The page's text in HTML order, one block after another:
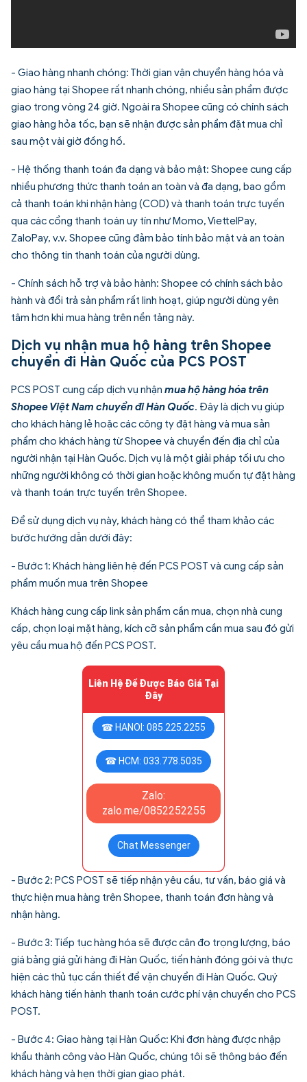
- Giao hàng nhanh chóng: Thời gian vận chuyển hàng hóa và
giao hàng tại Shopee rất nhanh chóng, nhiều sản phẩm được
giao trong vòng 24 giờ. Ngoài ra Shopee cũng có chính sách
giao hàng hỏa tốc, bạn sẽ nhận được sản phẩm đặt mua chỉ
sau một vài giờ đồng hồ.
- Hệ thống thanh toán đa dạng và bảo mật: Shopee cung cấp
nhiều phương thức thanh toán an toàn và đa dạng, bao gồm
cả thanh toán khi nhận hàng (COD) và thanh toán trực tuyến
qua các cổng thanh toán uy tín như Momo, ViettelPay,
ZaloPay, v.v. Shopee cũng đảm bảo tính bảo mật và an toàn
cho thông tin thanh toán của người dùng.
- Chính sách hỗ trợ và bảo hành: Shopee có chính sách bảo
hành và đổi trả sản phẩm rất linh hoạt, giúp người dùng yên
tâm hơn khi mua hàng trên nền tảng này.
Dịch vụ nhận mua hộ hàng trên Shopee
chuyển đi Hàn Quốc của PCS POST
PCS POST cung cấp dịch vụ nhận mua hộ hàng hóa trên
Shopee Việt Nam chuyển đi Hàn Quốc. Đây là dịch vụ giúp
cho khách hàng lẻ hoặc các công ty đặt hàng và mua sản
phẩm cho khách hàng từ Shopee và chuyển đến địa chỉ của
người nhận tại Hàn Quốc. Dịch vụ là một giải pháp tối ưu cho
những người không có thời gian hoặc không muốn tự đặt hàng
và thanh toán trực tuyến trên Shopee.
Để sử dụng dịch vụ này, khách hàng có thể tham khảo các
bước hướng dẫn dưới đây:
- Bước 1: Khách hàng liên hệ đến PCS POST và cung cấp sản
phẩm muốn mua trên Shopee
Khách hàng cung cấp link sản phẩm cần mua, chọn nhà cung
cấp, chọn loại mặt hàng, kích cỡ sản phẩm cần mua sau đó gửi
yêu cầu mua hộ đến PCS POST.
Liên Hệ Để Được Báo Giá Tại
Đây
☎ HANOI: 085.225.2255
☎ HCM: 033.778.5035
Zalo:
zalo.me/0852252255
Chat Messenger
- Bước 2: PCS POST sẽ tiếp nhận yêu cầu, tư vấn, báo giá và
thực hiện mua hàng trên Shopee, thanh toán đơn hàng và
nhận hàng.
- Bước 3: Tiếp tục hàng hóa sẽ được cân đo trọng lượng, báo
giá bảng giá gửi hàng đi Hàn Quốc, tiến hành đóng gói và thực
hiện các thủ tục cần thiết để vận chuyển đi Hàn Quốc. Quý
khách hàng tiến hành thanh toán cước phí vận chuyển cho PCS
POST.
- Bước 4: Giao hàng tại Hàn Quốc: Khi đơn hàng được nhập
khẩu thành công vào Hàn Quốc, chúng tôi sẽ thông báo đến
khách hàng và hẹn thời gian giao phát.